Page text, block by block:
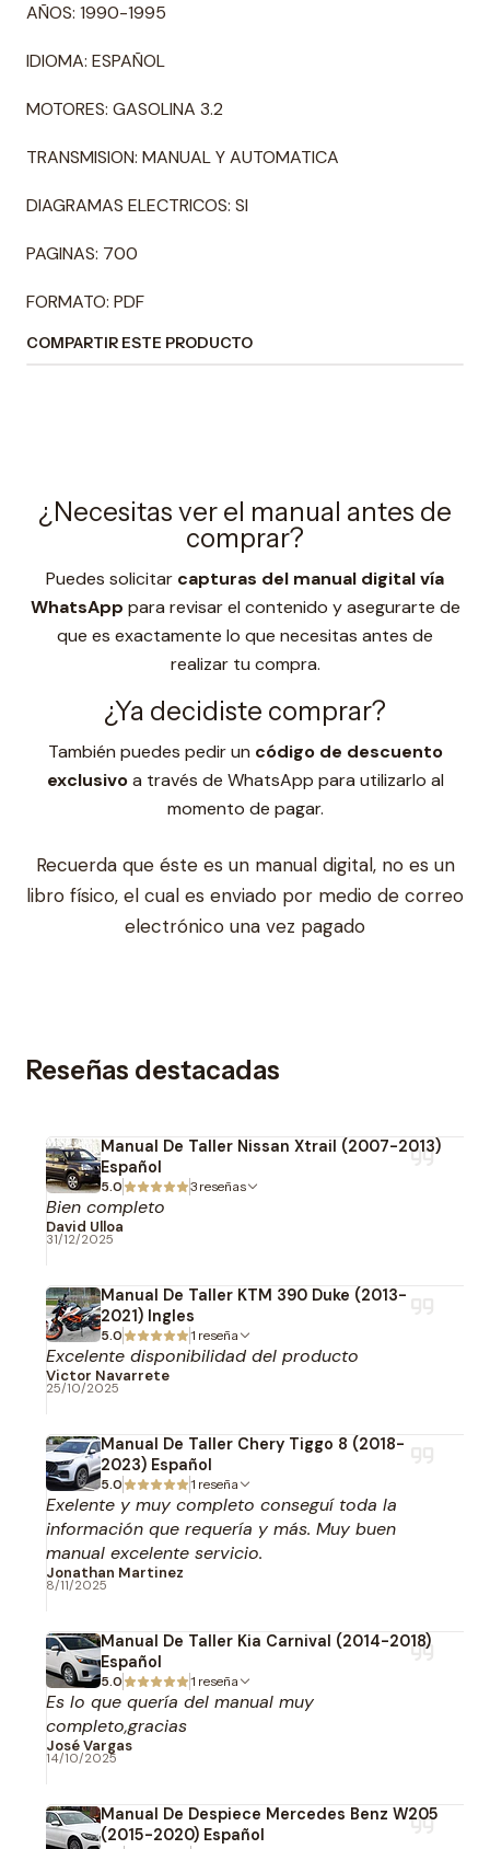
AÑOS: 1990-1995
IDIOMA: ESPAÑOL
MOTORES: GASOLINA 3.2
TRANSMISION: MANUAL Y AUTOMATICA
DIAGRAMAS ELECTRICOS: SI
PAGINAS: 700
FORMATO: PDF
COMPARTIR ESTE PRODUCTO
¿Necesitas ver el manual antes de
comprar?
Puedes solicitar capturas del manual digital vía
WhatsApp para revisar el contenido y asegurarte de
que es exactamente lo que necesitas antes de
realizar tu compra.
¿Ya decidiste comprar?
También puedes pedir un código de descuento
exclusivoa través de WhatsApp para utilizarlo al
momento de pagar.
Recuerda que éste es un manual digital, no es un
libro físico, el cual es enviado por medio de correo
electrónico una vez pagado
Reseñas destacadas
Manual De Taller Nissan Xtrail (2007-2013)
Español
5.0 3 reseñas
Bien completo
David Ulloa
31/12/2025
Manual De Taller KTM 390 Duke (2013-
2021) Ingles
5.0 1 reseña
Excelente disponibilidad del producto
Victor Navarrete
25/10/2025
Manual De Taller Chery Tiggo 8 (2018-
2023) Español
5.0 1 reseña
Exelente y muy completo conseguí toda la
información que requería y más. Muy buen
manual excelente servicio.
Jonathan Martinez
8/11/2025
Manual De Taller Kia Carnival (2014-2018)
Español
5.0 1 reseña
Es lo que quería del manual muy
completo,gracias
José Vargas
14/10/2025
Manual De Despiece Mercedes Benz W205
(2015-2020) Español